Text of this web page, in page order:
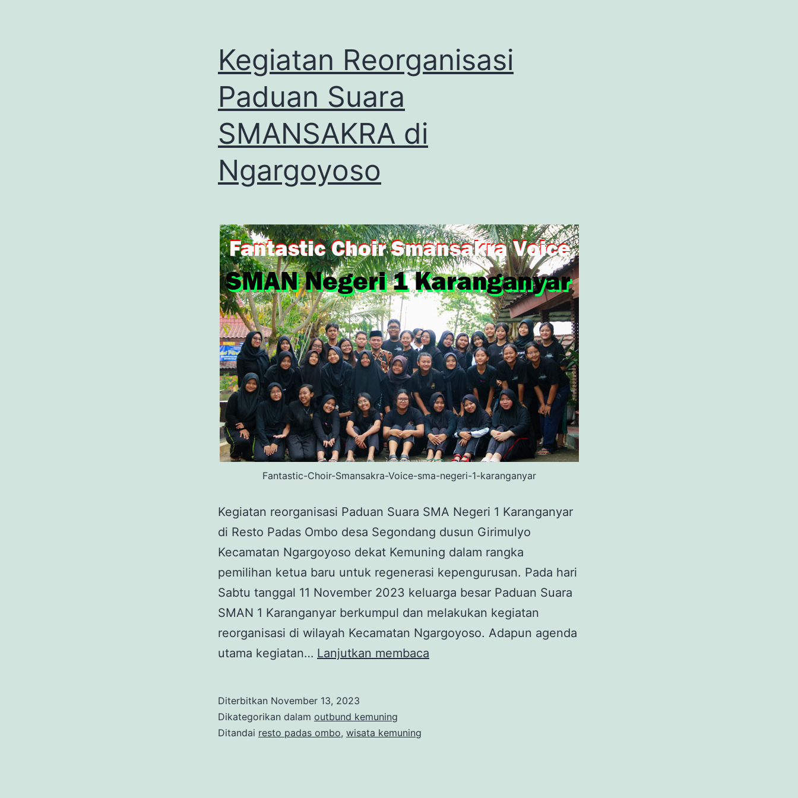
Kegiatan Reorganisasi
Paduan Suara
SMANSAKRA di
Ngargoyoso
Fantastic-Choir-Smansakra-Voice-sma-negeri-1-karanganyar
Kegiatan reorganisasi Paduan Suara SMA Negeri 1 Karanganyar
di Resto Padas Ombo desa Segondang dusun Girimulyo
Kecamatan Ngargoyoso dekat Kemuning dalam rangka
pemilihan ketua baru untuk regenerasi kepengurusan. Pada hari
Sabtu tanggal 11 November 2023 keluarga besar Paduan Suara
SMAN 1 Karanganyar berkumpul dan melakukan kegiatan
reorganisasi di wilayah Kecamatan Ngargoyoso. Adapun agenda
utama kegiatan… Lanjutkan membaca
Diterbitkan November 13, 2023
Dikategorikan dalam outbund kemuning
Ditandai resto padas ombo, wisata kemuning